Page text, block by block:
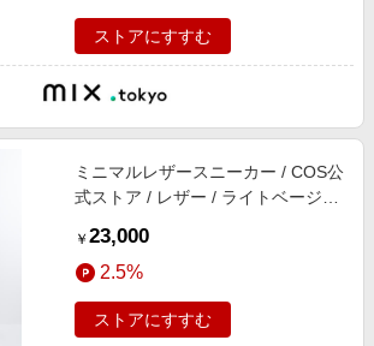
ストアにすすむ
ミニマルレザースニーカー / COS公
式ストア / レザー / ライトベージュ/
ンズ 39 スニーカー シルエット ト
ップ レース
￥ 23,000
2.5%
ストアにすすむ